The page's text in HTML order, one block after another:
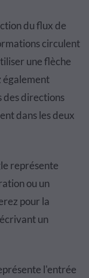
du flux de
circulent
une flèche
également
des directions
dans les deux
représente
ou un
pour la
un
l'entrée